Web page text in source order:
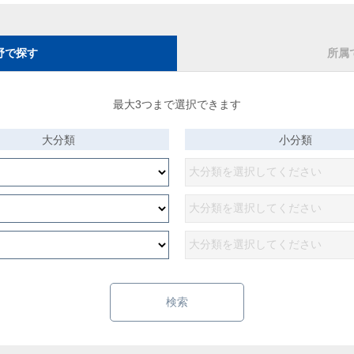
で探す 所属
最大3つまで選択できます
大分類 小分類
検索